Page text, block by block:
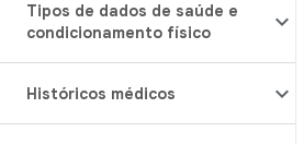
Tipos de dados de saúde e
condicionamento físico
Históricos médicos